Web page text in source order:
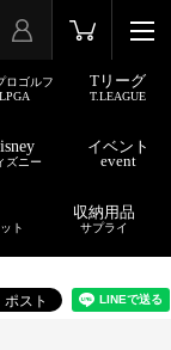
ロゴルフ
Tリーグ
T.LEAGUE
ズニー
イベント
event
ト
収納用品
サプライ